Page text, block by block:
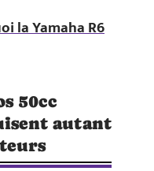
la Yamaha R6
50cc
autant